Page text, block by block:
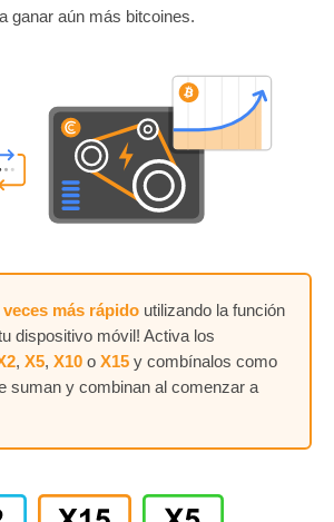
ganar aún más bitcoines.
veces más rápido utilizando la función
dispositivo móvil! Activa los
, X5, X10 o X15 y combínalos como
suman y combinan al comenzar a